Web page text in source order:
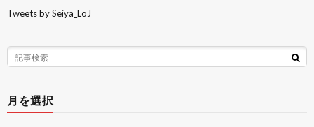
Tweets by Seiya_LoJ
月を選択